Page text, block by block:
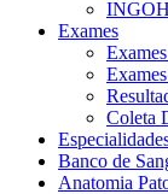
Exames
Coleta
Banco de
Anatomia